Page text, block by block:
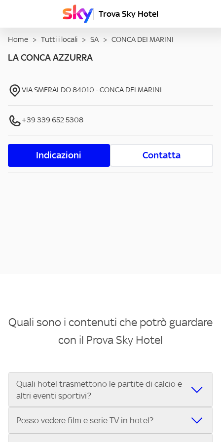
Trova Sky Hotel
Home > Tutti i locali > SA > CONCA DEI MARINI
LA CONCA AZZURRA
VIA SMERALDO84010 -CONCA DEI MARINI
+39 339 652 5308
Indicazioni Contatta
Quali sono i contenuti che potrò guardare
con il Prova Sky Hotel
Quali hotel trasmettono le partite di calcio e
altri eventi sportivi?
Se cerchi un hotel dove poter vedere le partite di Serie A,
Posso vedere film e serie TV in hotel?